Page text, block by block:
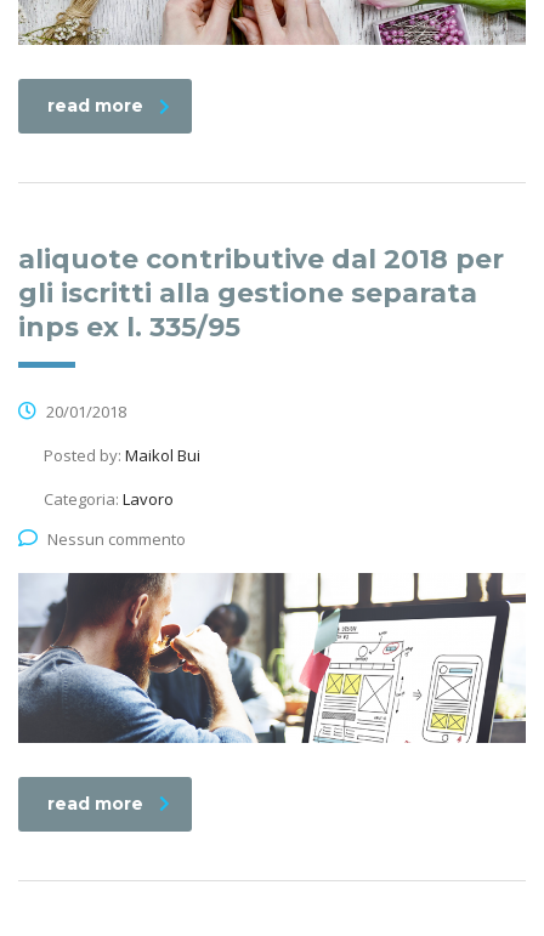
read more
aliquote contributive dal 2018 per
gli iscritti alla gestione separata
inps ex l. 335/95
20/01/2018
Posted by: Maikol Bui
Categoria: Lavoro
Nessun commento
read more